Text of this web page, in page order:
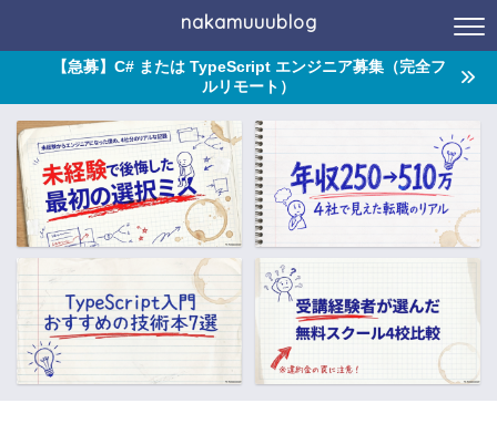
nakamuuublog
【急募】C# または TypeScript エンジニア募集（完全フ
ルリモート）